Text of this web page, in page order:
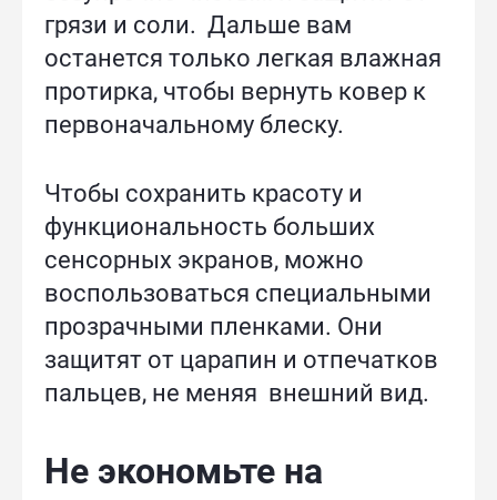
грязи и соли. Дальше вам
останется только легкая влажная
протирка, чтобы вернуть ковер к
первоначальному блеску.
Чтобы сохранить красоту и
функциональность больших
сенсорных экранов, можно
воспользоваться специальными
прозрачными пленками. Они
защитят от царапин и отпечатков
пальцев, не меняя внешний вид.
Не экономьте на